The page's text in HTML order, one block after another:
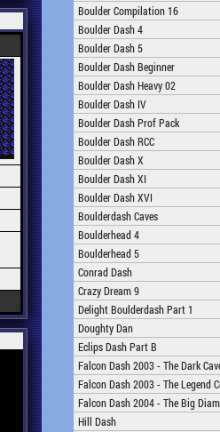
Boulder Compilation 16
Boulder Dash 4
Boulder Dash 5
Boulder Dash Beginner
Boulder Dash Heavy 02
Boulder Dash IV
Boulder Dash Prof Pack
Boulder Dash RCC
Boulder Dash X
Boulder Dash XI
Boulder Dash XVI
Boulderdash Caves
Boulderhead 4
Boulderhead 5
Conrad Dash
Crazy Dream 9
Delight Boulderdash Part 1
Doughty Dan
Eclips Dash Part B
Falcon Dash 2003 - The Dark
Falcon Dash 2003 - The Legend
Falcon Dash 2004 - The Big
Hill Dash